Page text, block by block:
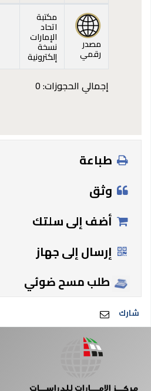
المقتنيات
مصدر
رقمي
مكتبة
اتحاد
الإمارات
نسخة
إلكترونية
إجمالي الحجوزات: 0
طباعة
وثق
أضف إلى سلتك
إرسال إلى جهاز
طلب مسح ضوئي
شارك